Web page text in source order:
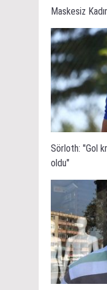
Maskesiz
Sörloth: "Gol
oldu"